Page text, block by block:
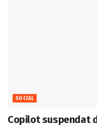
SOCIAL
Copilot suspendat